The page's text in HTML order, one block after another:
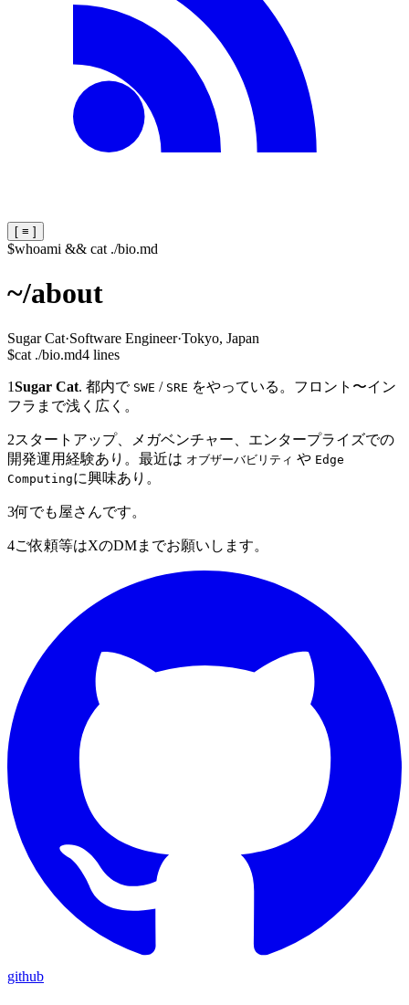
[ ≡ ]
$whoami && cat ./bio.md
~/about
Sugar Cat·Software Engineer·Tokyo, Japan
$cat ./bio.md4 lines
1Sugar Cat. 都内で SWE / SRE をやっている。フロント〜イン
フラまで浅く広く。
2スタートアップ、メガベンチャー、エンタープライズでの
開発運用経験あり。最近は オブザーバビリティ や Edge
Computingに興味あり。
3何でも屋さんです。
4ご依頼等はXのDMまでお願いします。
github